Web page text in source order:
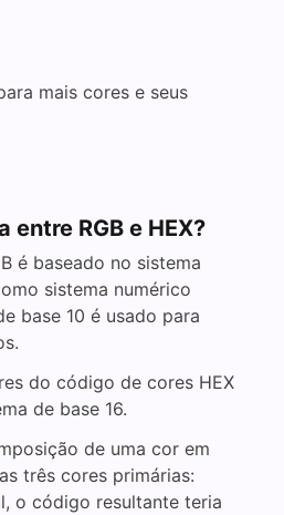
mais cores e seus
entre RGB e HEX?
é baseado no sistema
sistema numérico
base 10 é usado para
do código de cores HEX
de base 16.
de uma cor em
três cores primárias:
o código resultante teria